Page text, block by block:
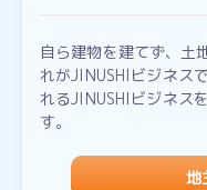
自ら建物を建てず、土
れがJINUSHIビジネス
れるJINUSHIビジネス
す。
地